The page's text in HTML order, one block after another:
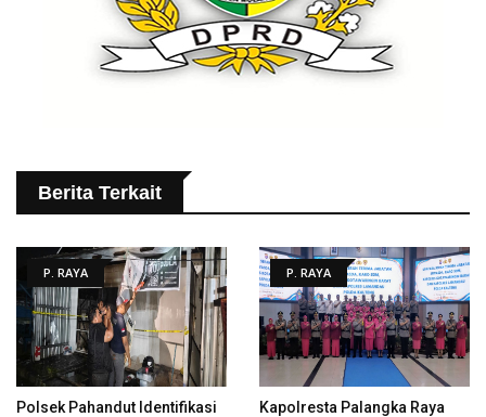
Berita Terkait
P. RAYA
Polsek Pahandut Identifikasi
P. RAYA
Kapolresta Palangka Raya